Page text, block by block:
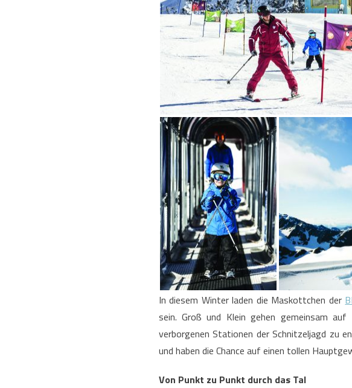
In diesem Winter laden die Maskottchen der
sein. Groß und Klein gehen gemeinsam auf
verborgenen Stationen der Schnitzeljagd zu
und haben die Chance auf einen tollen
Von Punkt zu Punkt durch das Tal